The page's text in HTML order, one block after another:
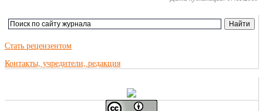
Стать рецензентом
Контакты, учредители, редакция